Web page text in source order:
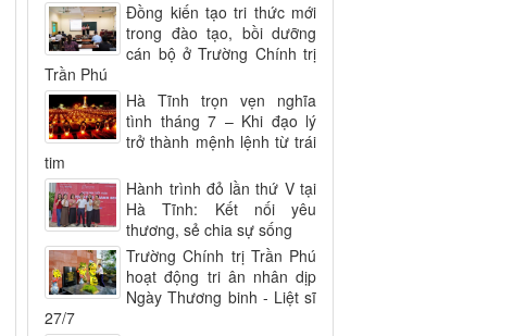
Đồng kiến tạo tri thức mới
trong đào tạo, bồi dưỡng
cán bộ ở Trường Chính trị
Trần Phú
Hà Tĩnh trọn vẹn nghĩa
tình tháng 7 – Khi đạo lý
trở thành mệnh lệnh từ trái
tim
Hành trình đỏ lần thứ V tại
Hà Tĩnh: Kết nối yêu
thương, sẻ chia sự sống
Trường Chính trị Trần Phú
hoạt động tri ân nhân dịp
Ngày Thương binh - Liệt sĩ
27/7